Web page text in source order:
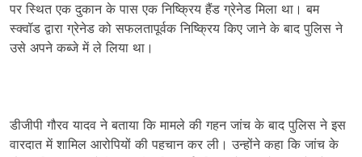
पर स्थित एक दुकान के पास एक निष्क्रिय हैंड ग्रेनेड मिला था। बम
स्क्वॉड द्वारा ग्रेनेड को सफलतापूर्वक निष्क्रिय किए जाने के बाद पुलिस ने
उसे अपने कब्जे में ले लिया था।
डीजीपी गौरव यादव ने बताया कि मामले की गहन जांच के बाद पुलिस ने इस
वारदात में शामिल आरोपियों की पहचान कर ली। उन्होंने कहा कि जांच के